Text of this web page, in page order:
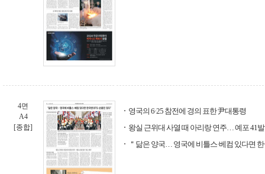
4면
A4
[종합]
영국의 6·25 참전에 경의 표한 尹대통령
왕실 근위대 사열 때 아리랑 연주… 예포 41발
＂닮은 양국… 영국에 비틀스·베컴 있다면